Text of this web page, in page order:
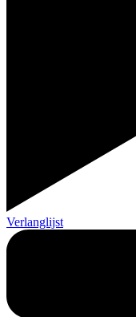
Verlanglijst